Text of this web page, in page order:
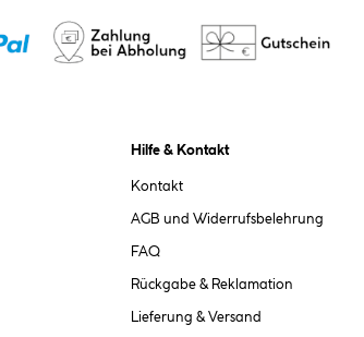
Hilfe & Kontakt
Kontakt
AGB und Widerrufsbelehrung
FAQ
Rückgabe & Reklamation
Lieferung & Versand